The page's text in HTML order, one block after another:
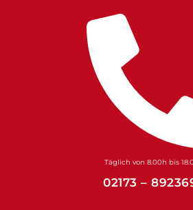
Täglich von 8.00h bis
02173 –